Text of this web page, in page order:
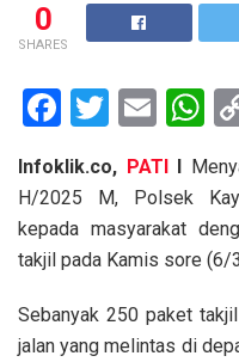
0
SHARES
F
ce
b
o
o
k
T
tt
er
E
ail
W
at
s
A
p
p
Infoklik.co, PATI
H/2025 M, Polsek
kepada masyarakat
takjil pada Kamis sore (6/
Sebanyak 250 paket
jalan yang melintas di